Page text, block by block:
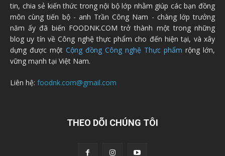
tin, chia sẻ kiến thức trong nội bộ lớp nhằm giúp các bạn đồng
môn cùng tiến bộ - anh Trần Công Nam - chàng lớp trưởng
năm ấy đã biến FOODNK.COM trở thành một trong những
blog uy tín về Công nghệ thực phẩm cho đến hiện tại, và xây
dựng được một Cộng đồng Công nghệ Thực phẩm rộng lớn,
vững mạnh tại Việt Nam.
Liên hệ: foodnk.com@gmail.com
THEO DÕI CHÚNG TÔI